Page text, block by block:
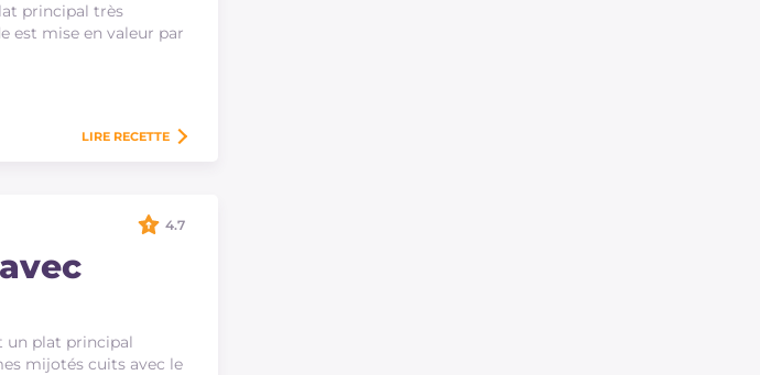
principal très
est mise en valeur par
LIRE RECETTE
un plat principal
mijotés cuits avec le
4.7